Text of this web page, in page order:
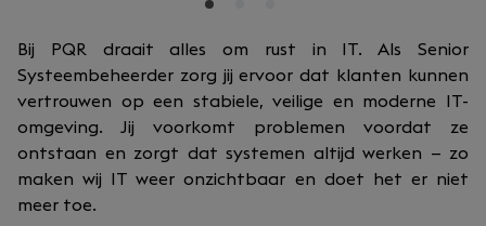
Bij PQR draait alles om rust in IT. Als Senior
Systeembeheerder zorg jij ervoor dat klanten kunnen
vertrouwen op een stabiele, veilige en moderne IT-
omgeving. Jij voorkomt problemen voordat ze
ontstaan en zorgt dat systemen altijd werken — zo
maken wij IT weer onzichtbaar en doet het er niet
meer toe.